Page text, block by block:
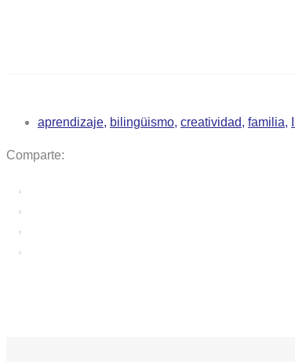
aprendizaje, bilingüismo, creatividad, familia,
Comparte: